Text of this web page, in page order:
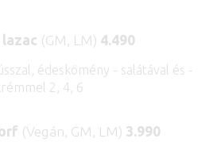
(GM, LM) 4.490
édeskömény - salátával és -
2, 4, 6
(Vegán, GM, LM) 3.990